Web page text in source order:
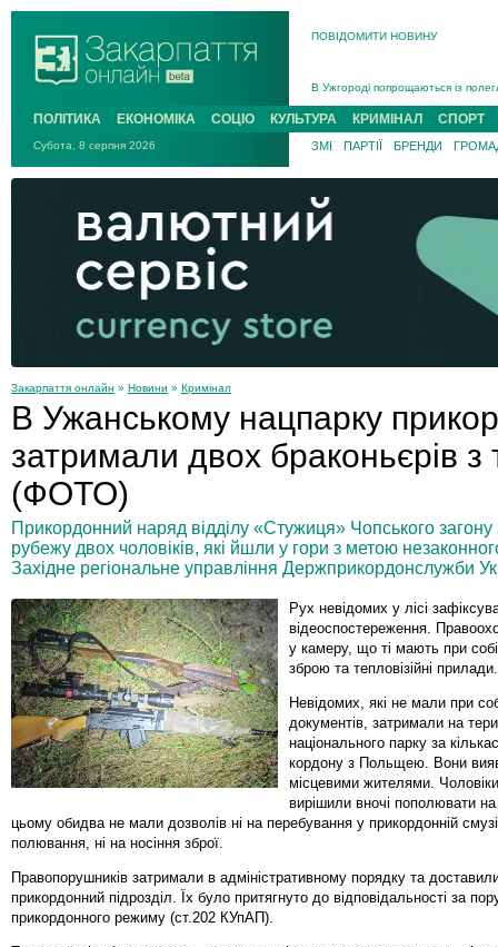
ПОВІДОМИТИ НОВИНУ
В Ужгороді попрощаються із
В Ужгороді 5 серпня
Підтвердили загибель
На війні з рф поліг військовий з
На Хустщині внаслідок ДТП за
Інструктора районного ТЦК на
ПОЛІТИКА ЕКОНОМІКА СОЦІО КУЛЬТУРА КРИМІНАЛ СПОРТ
Субота, 8 серпня 2026 ЗМІ ПАРТІЇ БРЕНДИ
Закарпаття онлайн » Новини » Кримінал
В Ужанському нацпарку
затримали двох браконьєрів з
(ФОТО)
Прикордонний наряд відділу «Стужиця» Чопського
рубежу двох чоловіків, які йшли у гори з метою
Західне регіональне управління Держприкордонслужби
Рух невідомих у лісі
відеоспостереження.
у камеру, що ті мають при
зброю та тепловізійні прилади.
Невідомих, які не мали при
документів, затримали на
національного парку за
кордону з Польщею. Вони
місцевими жителями.
вирішили вночі пополювати
цьому обидва не мали дозволів ні на перебування у прикордонній
полювання, ні на носіння зброї.
Правопорушників затримали в адміністративному порядку та
прикордонний підрозділ. Їх було притягнуто до відповідальності за
прикордонного режиму (ст.202 КУпАП).